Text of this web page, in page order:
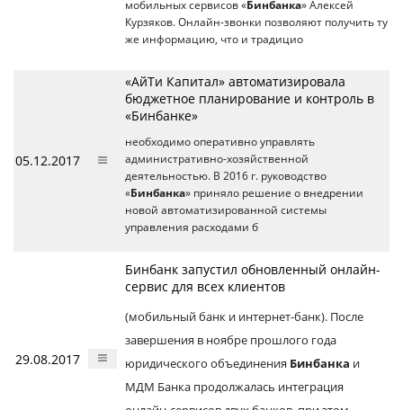
мобильных сервисов «Бинбанка» Алексей
Курзяков. Онлайн-звонки позволяют получить ту
же информацию, что и традицио
05.12.2017
«АйТи Капитал» автоматизировала
бюджетное планирование и контроль в
«Бинбанке»
необходимо оперативно управлять
административно-хозяйственной
деятельностью. В 2016 г. руководство
«Бинбанка» приняло решение о внедрении
новой автоматизированной системы
управления расходами б
29.08.2017
Бинбанк запустил обновленный онлайн-
сервис для всех клиентов
(мобильный банк и интернет-банк). После
завершения в ноябре прошлого года
юридического объединения Бинбанка и
МДМ Банка продолжалась интеграция